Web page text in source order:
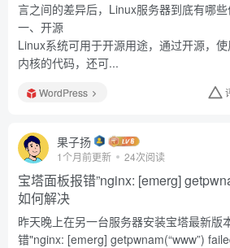
言之间的差异后，Linux服务器到底有哪些
一、开源
Linux系统可用于开源用途，通过开源，
内核的代码，还可...
WordPress
果子扬
1个月前更新 24次阅读
宝塔面板报错”nginx: [emerg]
如何解决
昨天晚上在另一台服务器安装宝塔最新版
错"nginx: [emerg] getpwnam(“www”)